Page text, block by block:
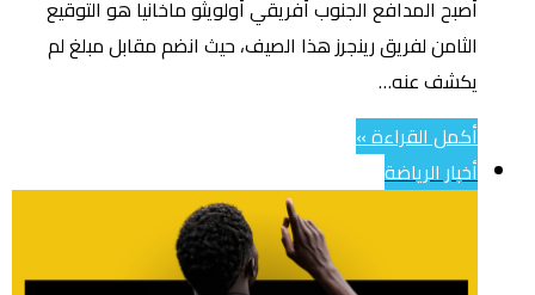
أصبح المدافع الجنوب أفريقي أولويثو ماخانيا هو التوقيع
الثامن لفريق رينجرز هذا الصيف، حيث انضم مقابل مبلغ لم
يكشف عنه…
أكمل القراءة »
أخبار الرياضة